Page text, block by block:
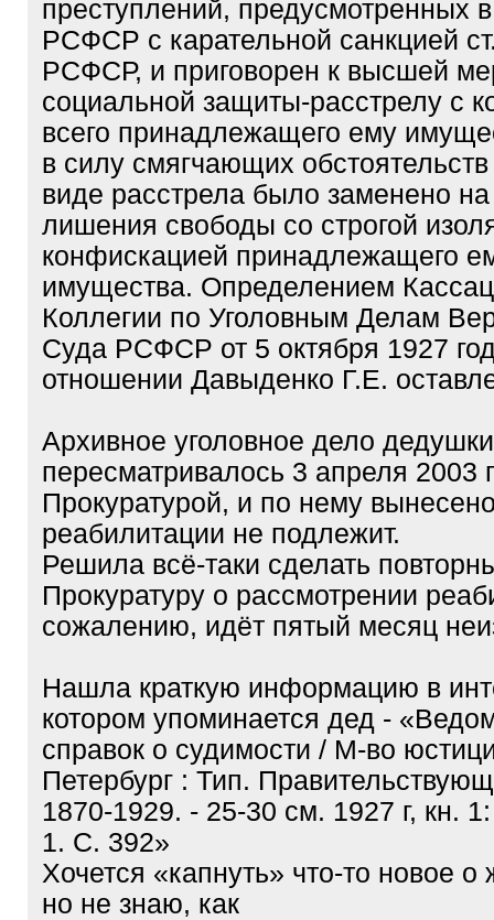
преступлений, предусмотренных
РСФСР с карательной санкцией
РСФСР, и приговорен к высшей
социальной защиты-расстрелу с
всего принадлежащего ему
в силу смягчающих
виде расстрела было заменено на
лишения свободы со строгой
конфискацией принадлежащего
имущества. Определением
Коллегии по Уголовным Делам
Суда РСФСР от 5 октября 1927
отношении Давыденко Г.Е.
Архивное уголовное дело
пересматривалось 3 апреля 2003
Прокуратурой, и по нему
реабилитации не подлежит.
Решила всё-таки сделать
Прокуратуру о рассмотрении
сожалению, идёт пятый месяц
Нашла краткую информацию в
котором упоминается дед -
справок о судимости / М-во
Петербург : Тип.
1870-1929. - 25-30 см. 1927 г, кн.
1. С. 392»
Хочется «капнуть» что-то новое о
но не знаю, как